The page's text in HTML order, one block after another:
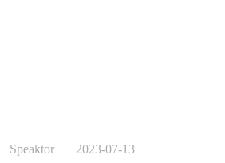
Speaktor | 2023-07-13